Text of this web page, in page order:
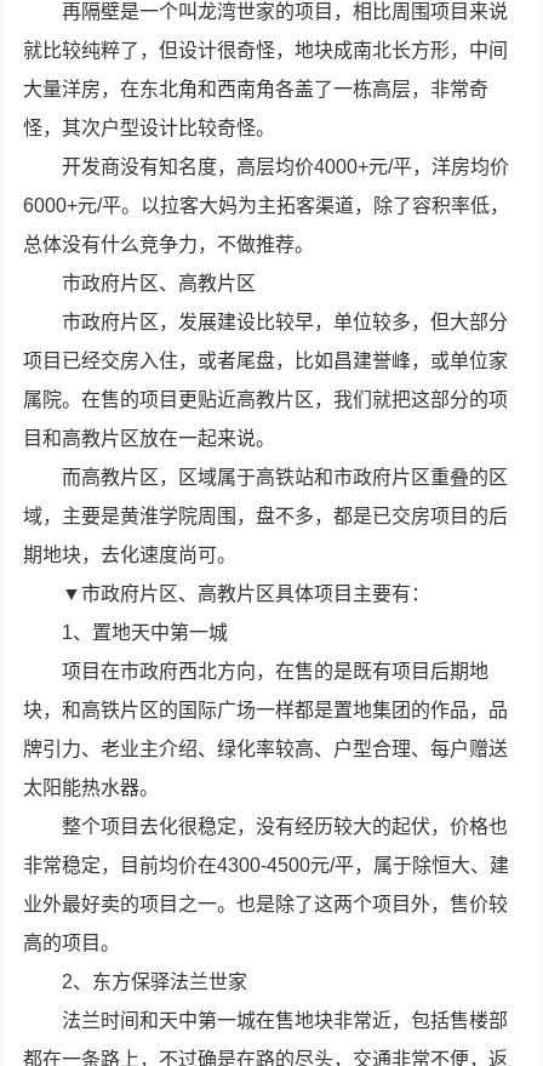
再隔壁是一个叫龙湾世家的项目，相比周围项目来说
就比较纯粹了，但设计很奇怪，地块成南北长方形，中间
大量洋房，在东北角和西南角各盖了一栋高层，非常奇
怪，其次户型设计比较奇怪。
开发商没有知名度，高层均价4000+元/平，洋房均价
6000+元/平。以拉客大妈为主拓客渠道，除了容积率低，
总体没有什么竞争力，不做推荐。
市政府片区、高教片区
市政府片区，发展建设比较早，单位较多，但大部分
项目已经交房入住，或者尾盘，比如昌建誉峰，或单位家
属院。在售的项目更贴近高教片区，我们就把这部分的项
目和高教片区放在一起来说。
而高教片区，区域属于高铁站和市政府片区重叠的区
域，主要是黄淮学院周围，盘不多，都是已交房项目的后
期地块，去化速度尚可。
▼市政府片区、高教片区具体项目主要有：
1、置地天中第一城
项目在市政府西北方向，在售的是既有项目后期地
块，和高铁片区的国际广场一样都是置地集团的作品，品
牌引力、老业主介绍、绿化率较高、户型合理、每户赠送
太阳能热水器。
整个项目去化很稳定，没有经历较大的起伏，价格也
非常稳定，目前均价在4300-4500元/平，属于除恒大、建
业外最好卖的项目之一。也是除了这两个项目外，售价较
高的项目。
2、东方保驿法兰世家
法兰时间和天中第一城在售地块非常近，包括售楼部
都在一条路上，不过确是在路的尽头，交通非常不便，返